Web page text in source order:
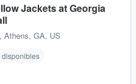
Jackets at Georgia
, Athens, GA, US
disponibles